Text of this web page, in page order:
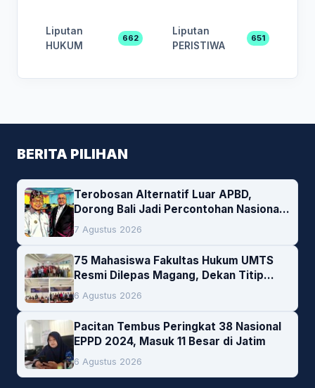
Liputan
HUKUM
662
Liputan
PERISTIWA
651
BERITA PILIHAN
Terobosan Alternatif Luar APBD,
Dorong Bali Jadi Percontohan Nasional
Pembiayaan Daerah
7 Agustus 2026
75 Mahasiswa Fakultas Hukum UMTS
Resmi Dilepas Magang, Dekan Titip
Empat Pesan Penting
6 Agustus 2026
Pacitan Tembus Peringkat 38 Nasional
EPPD 2024, Masuk 11 Besar di Jatim
6 Agustus 2026